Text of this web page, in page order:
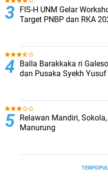
FIS-H UNM Gelar
Target PNBP dan RKA
Balla Barakkaka ri
dan Pusaka Syekh Yusuf
Relawan Mandiri,
Manurung